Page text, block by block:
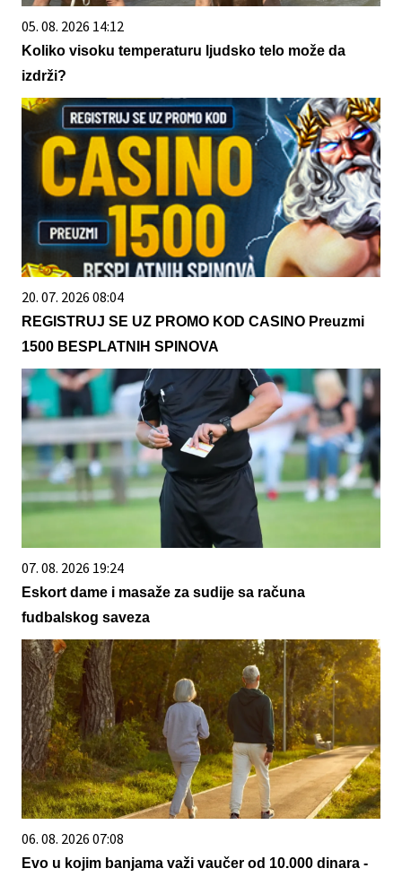
05. 08. 2026 14:12
Koliko visoku temperaturu ljudsko telo može da
izdrži?
20. 07. 2026 08:04
REGISTRUJ SE UZ PROMO KOD CASINO Preuzmi
1500 BESPLATNIH SPINOVA
07. 08. 2026 19:24
Eskort dame i masaže za sudije sa računa
fudbalskog saveza
06. 08. 2026 07:08
Evo u kojim banjama važi vaučer od 10.000 dinara -